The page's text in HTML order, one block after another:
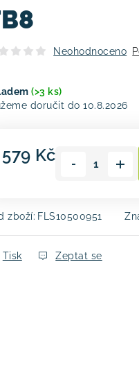
Neohodnoceno
(>3 ks)
10.8.2026
579 Kč
zboží: FLS10500951
Tisk Zeptat se